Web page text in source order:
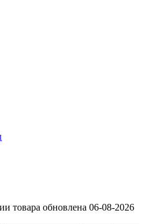
товара обновлена 06-08-2026